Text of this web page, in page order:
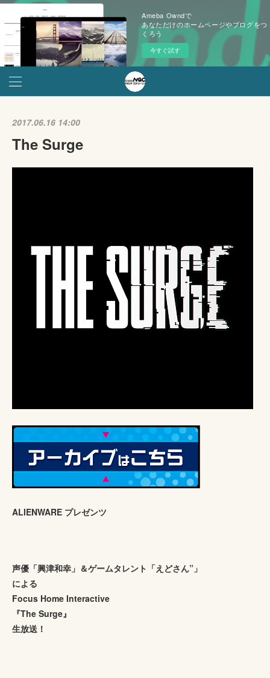
Ameba Owndで
あなただけのホームページやブログをつ
くろう
今すぐ試す
2017.06.16 14:00
The Surge
ALIENWARE プレゼンツ
声優「興津和幸」＆ゲームタレント「えどさん”」
による
Focus Home Interactive
『The Surge』
生放送！